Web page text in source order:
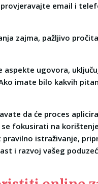
email i
zajma, pažljivo
aspekte ugovora,
imate bilo kakvih
da će proces
fokusirati na
istraživanje,
i razvoj vašeg